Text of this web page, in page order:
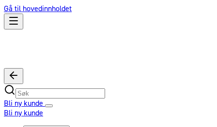
Gå til hovedinnholdet
Bli ny kunde
Bli ny kunde